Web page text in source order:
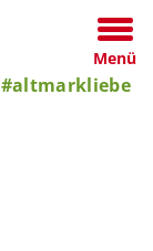
Menü
#altmarkliebe